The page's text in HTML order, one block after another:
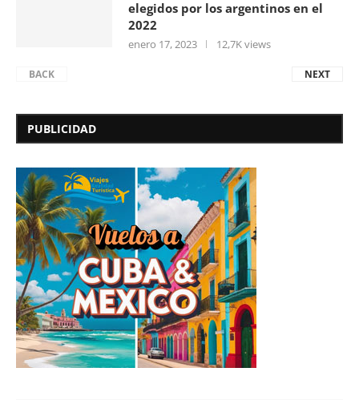
elegidos por los argentinos en el
2022
enero 17, 2023 12,7K views
BACK NEXT
PUBLICIDAD